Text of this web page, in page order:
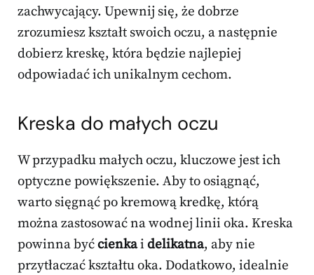
zachwycający. Upewnij się, że dobrze
zrozumiesz kształt swoich oczu, a następnie
dobierz kreskę, która będzie najlepiej
odpowiadać ich unikalnym cechom.
Kreska do małych oczu
W przypadku małych oczu, kluczowe jest ich
optyczne powiększenie. Aby to osiągnąć,
warto sięgnąć po kremową kredkę, którą
można zastosować na wodnej linii oka. Kreska
powinna byćcienkai delikatna, aby nie
przytłaczać kształtu oka. Dodatkowo, idealnie